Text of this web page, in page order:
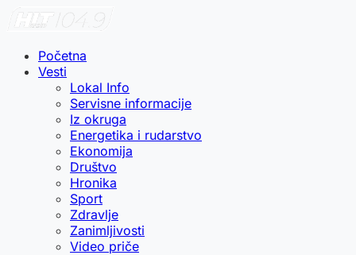
Početna
Vesti
Lokal Info
Servisne informacije
Iz okruga
Energetika i rudarstvo
Ekonomija
Društvo
Hronika
Sport
Zdravlje
Zanimljivosti
Video priče